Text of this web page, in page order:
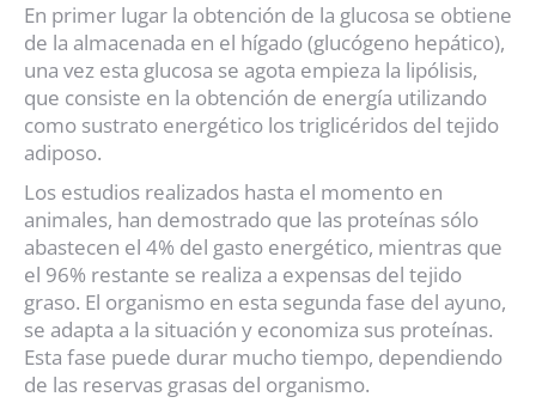
En primer lugar la obtención de la glucosa se obtiene
de la almacenada en el hígado (glucógeno hepático),
una vez esta glucosa se agota empieza la lipólisis,
que consiste en la obtención de energía utilizando
como sustrato energético los triglicéridos del tejido
adiposo.
Los estudios realizados hasta el momento en
animales, han demostrado que las proteínas sólo
abastecen el 4% del gasto energético, mientras que
el 96% restante se realiza a expensas del tejido
graso. El organismo en esta segunda fase del ayuno,
se adapta a la situación y economiza sus proteínas.
Esta fase puede durar mucho tiempo, dependiendo
de las reservas grasas del organismo.